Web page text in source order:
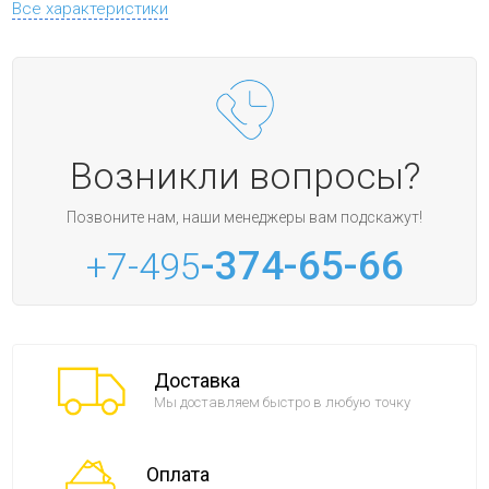
Все характеристики
Возникли вопросы?
Позвоните нам, наши менеджеры вам подскажут!
+7-495-374-65-66
Доставка
Мы доставляем быстро в любую точку
Оплата